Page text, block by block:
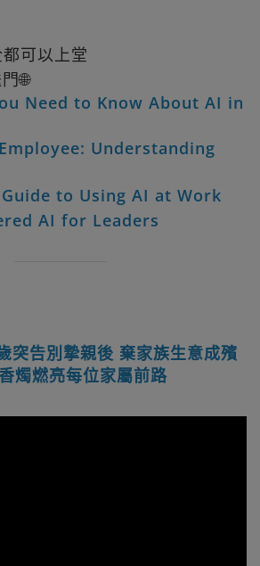
可以上堂
🌐
Need to Know About AI in
Understanding
to Using AI at Work
AI for Leaders
突告別摯親後 棄家族生意成殯
燭燃亮每位家屬前路